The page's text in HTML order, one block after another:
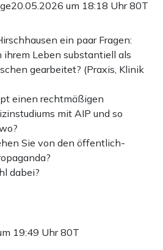
20.05.2026 um 18:18 Uhr80T
ein paar Fragen:
ihrem Leben substantiell als
gearbeitet? (Praxis, Klinik
einen rechtmäßigen
mit AIP und so
Sie von den öffentlich-
dabei?
19:49 Uhr80T